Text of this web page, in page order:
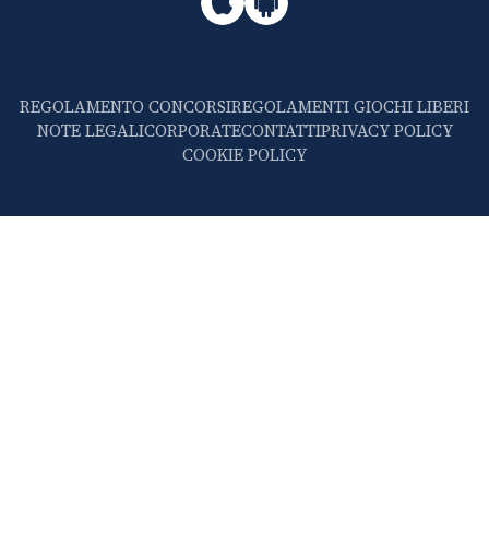
REGOLAMENTO CONCORSIREGOLAMENTI GIOCHI LIBERI
NOTE LEGALICORPORATECONTATTIPRIVACY POLICY
COOKIE POLICY